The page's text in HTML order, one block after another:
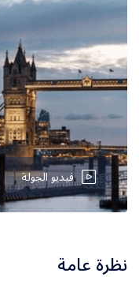
فيديو الجولة
نظرة عامة